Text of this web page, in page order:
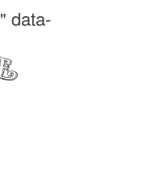
" data-